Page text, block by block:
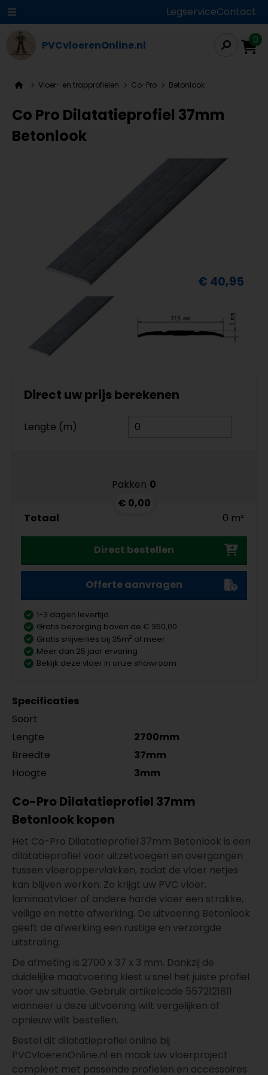
LegserviceContact
PVCvloerenOnline.nl 0
Vloer- en trapprofielen Co-Pro Betonlook
Co Pro Dilatatieprofiel 37mm
Betonlook
€ 40,95
Direct uw prijs berekenen
Lengte (m)
Pakken 0
€ 0,00
Totaal
0 m²
Direct bestellen
Offerte aanvragen
1-3 dagen levertijd
Gratis bezorging boven de € 350,00
Gratis snijverlies bij 35m2 of meer
Meer dan 25 jaar ervaring
Bekijk deze vloer in onze showroom
Specificaties
Soort
Lengte
2700mm
Breedte
37mm
Hoogte
3mm
Co-Pro Dilatatieprofiel 37mm
Betonlook kopen
Het Co-Pro Dilatatieprofiel 37mm Betonlook is een
dilatatieprofiel voor uitzetvoegen en overgangen
tussen vloeroppervlakken, zodat de vloer netjes
kan blijven werken. Zo krijgt uw PVC vloer,
laminaatvloer of andere harde vloer een strakke,
veilige en nette afwerking. De uitvoering Betonlook
geeft de afwerking een rustige en verzorgde
uitstraling.
De afmeting is 2700 x 37 x 3 mm. Dankzij de
duidelijke maatvoering kiest u snel het juiste profiel
voor uw situatie. Gebruik artikelcode 5572121811
wanneer u deze uitvoering wilt vergelijken of
opnieuw wilt bestellen.
Bestel dit dilatatieprofiel online bij
PVCvloerenOnline.nl en maak uw vloerproject
compleet met passende profielen en accessoires